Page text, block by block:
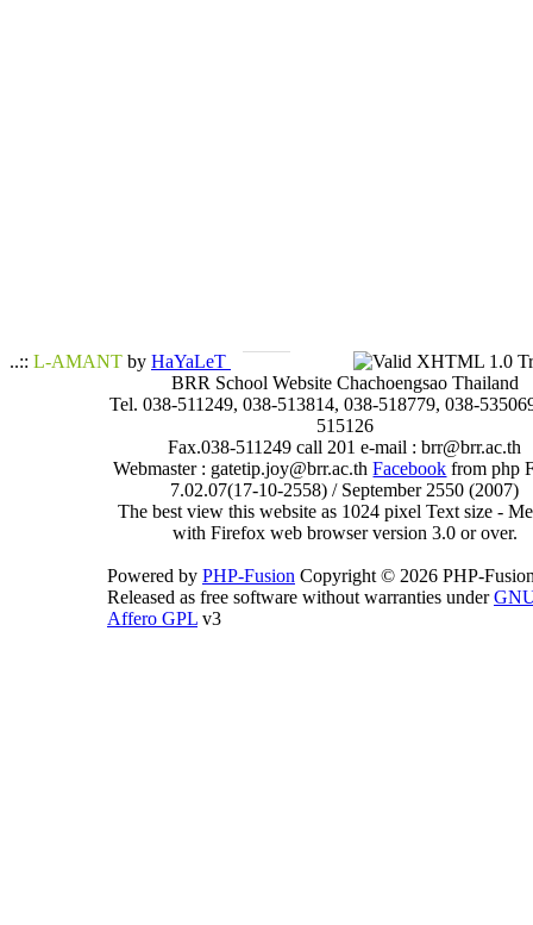
..:: L-AMANT by HaYaLeT
BRR School Website Chachoengsao Thailand
Tel. 038-511249, 038-513814, 038-518779, 038-
515126
Fax.038-511249 call 201 e-mail : brr@brr.ac.th
Webmaster : gatetip.joy@brr.ac.thFacebook from php
7.02.07(17-10-2558) / September 2550 (2007)
The best view this website as 1024 pixel Text size -
with Firefox web browser version 3.0 or over.
Powered by PHP-Fusion Copyright © 2026 PHP-
Released as free software without warranties under
Affero GPL v3